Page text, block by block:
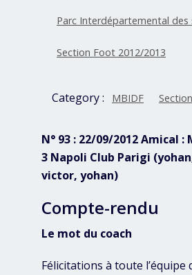
Parc Interdépartemental des
Section Foot 2012/2013
Category : MBIDF
N° 93 : 22/09/2012 Amical :
3 Napoli Club Parigi
victor, yohan)
Compte-rendu
Le mot du coach
Félicitations à toute l’équipe